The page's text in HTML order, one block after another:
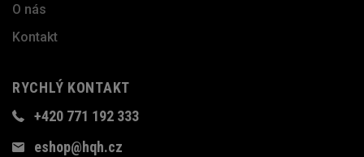
O nás
Kontakt
RYCHLÝ KONTAKT
+420 771 192 333
eshop@hqh.cz